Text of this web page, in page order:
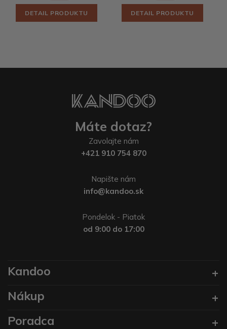
DETAIL PRODUKTU DETAIL PRODUKTU
Máte dotaz?
Zavolajte nám
+421 910 754 870
Napište nám
info@kandoo.sk
Pondelok - Piatok
od 9:00 do 17:00
Kandoo
Nákup
Poradca